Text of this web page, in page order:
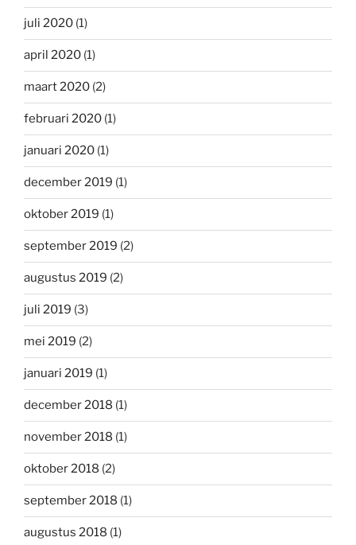
juli 2020 (1)
april 2020 (1)
maart 2020 (2)
februari 2020 (1)
januari 2020 (1)
december 2019 (1)
oktober 2019 (1)
september 2019 (2)
augustus 2019 (2)
juli 2019 (3)
mei 2019 (2)
januari 2019 (1)
december 2018 (1)
november 2018 (1)
oktober 2018 (2)
september 2018 (1)
augustus 2018 (1)